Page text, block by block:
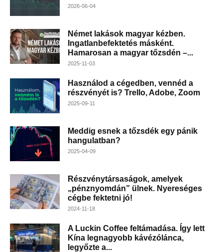
2026-06-04
Német lakások magyar kézben.
Ingatlanbefektetés másként.
Hamarosan a magyar tőzsdén –...
2025-11-03
Használod a cégedben, vennéd a
részvényét is? Trello, Adobe, Zoom
2025-09-11
Meddig esnek a tőzsdék egy pánik
hangulatban?
2025-04-09
Részvénytársaságok, amelyek
„pénznyomdán” ülnek. Nyereséges
cégbe fektetni jó!
2024-11-18
A Luckin Coffee feltámadása. Így lett
Kína legnagyobb kávézólánca,
legyőzte a...